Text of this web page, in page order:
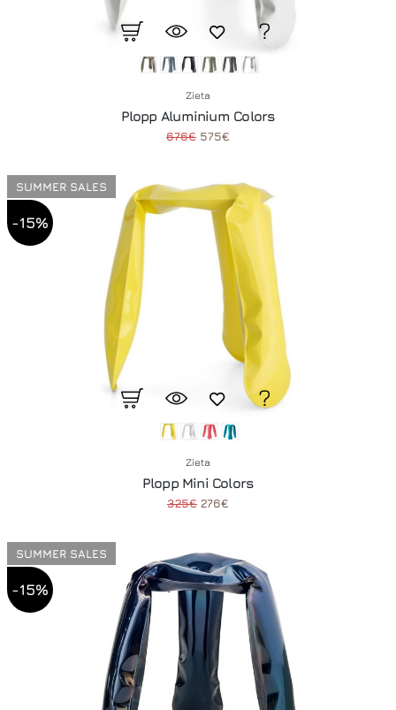
Zieta
Plopp Aluminium Colors
676€ 575€
SUMMER SALES
-15%
Zieta
Plopp Mini Colors
325€ 276€
SUMMER SALES
-15%